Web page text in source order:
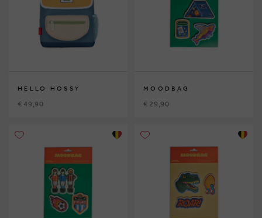
HELLO HOSSY
€ 49,90
MOODBAG
€ 29,90